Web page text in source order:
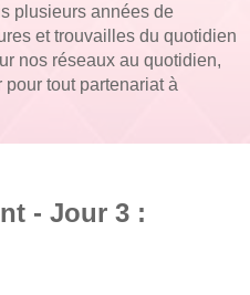
plusieurs années de
et trouvailles du quotidien
nos réseaux au quotidien,
tout partenariat à
- Jour 3 :